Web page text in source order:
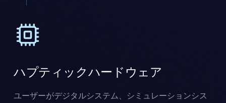
ハプティックハードウェア
ユーザーがデジタルシステム、シミュレーションシス